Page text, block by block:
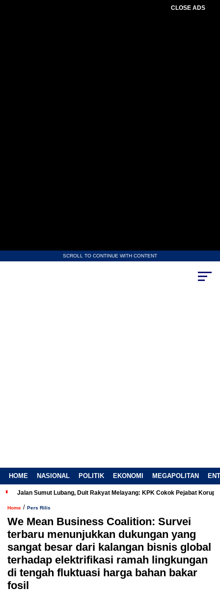
CLOSE ADS
SCROLL TO CONTINUE WITH CONTENT
HOME NASIONAL POLITIK EKONOMI MEGAPOLITAN
Jalan Sumut Lubang, Duit Rakyat Melayang: KPK Cokok Pejabat Korup
Home / Pers Rilis
We Mean Business Coalition: Survei
terbaru menunjukkan dukungan yang
sangat besar dari kalangan bisnis global
terhadap elektrifikasi ramah lingkungan
di tengah fluktuasi harga bahan bakar
fosil